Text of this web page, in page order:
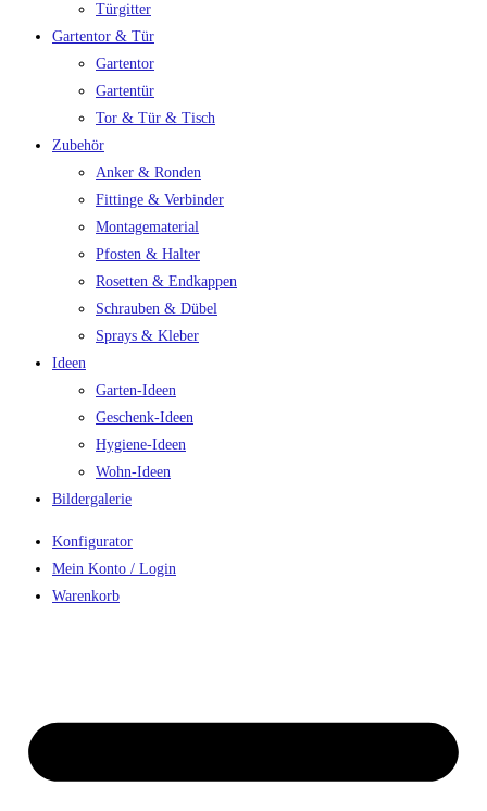
Türgitter
Gartentor & Tür
Gartentor
Gartentür
Tor & Tür & Tisch
Zubehör
Anker & Ronden
Fittinge & Verbinder
Montagematerial
Pfosten & Halter
Rosetten & Endkappen
Schrauben & Dübel
Sprays & Kleber
Ideen
Garten-Ideen
Geschenk-Ideen
Hygiene-Ideen
Wohn-Ideen
Bildergalerie
Konfigurator
Mein Konto / Login
Warenkorb